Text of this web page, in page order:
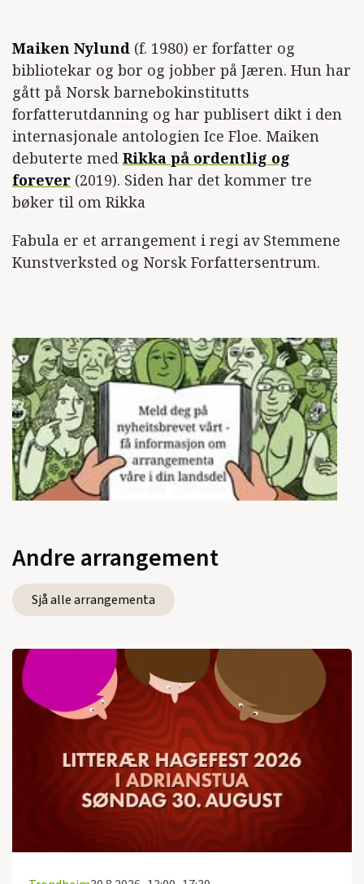
Maiken Nylund (f. 1980) er forfatter og
bibliotekar og bor og jobber på Jæren. Hun har
gått på Norsk barnebokinstitutts
forfatterutdanning og har publisert dikt i den
internasjonale antologien Ice Floe. Maiken
debuterte med Rikka på ordentlig og
forever (2019). Siden har det kommer tre
bøker til om Rikka
Fabula er et arrangement i regi av Stemmene
Kunstverksted og Norsk Forfattersentrum.
Andre arrangement
Sjå alle arrangementa